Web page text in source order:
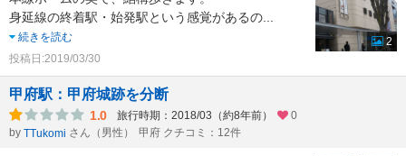
身延線の終着駅・始発駅という感覚があるの
続きを読む
投稿日:2019/03/30
2
甲府駅：甲府城跡を分断
1.0 旅行時期：2018/03（約8年前）
0
by TTukomi さん（男性） 甲府 クチコミ：12件